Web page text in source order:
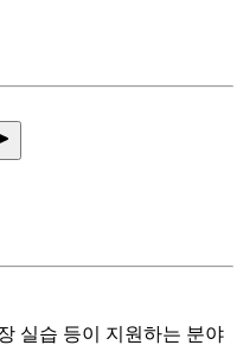
실습 등이 지원하는 분야